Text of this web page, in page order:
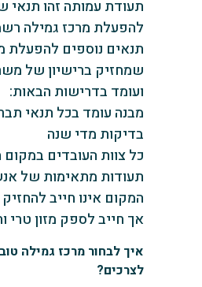
תעודת עמותה זהו תנאי
להפעלת מרכז גמילה
תנאים נוספים להפעלת
שמחזיק ברישיון של
ועומד בדרישות הבאות:
מבנה עומד בכל תנאי
בדיקות מדי שנה
‏כל צוות העובדים במקום
תעודות מתאימות של
‏המקום אינו חייב
אך חייב לספק ‏מזון טרי
‏איך לבחור מרכז גמילה
לצרכים?